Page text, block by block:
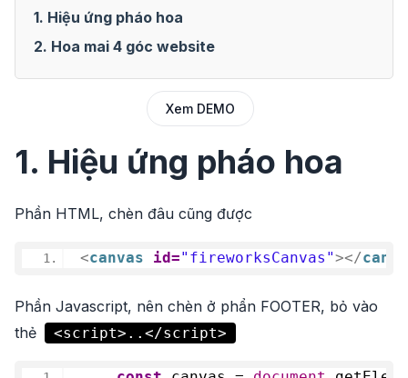
1. Hiệu ứng pháo hoa
2. Hoa mai 4 góc website
Xem DEMO
1. Hiệu ứng pháo hoa
Phần HTML, chèn đâu cũng được
<canvas id="fireworksCanvas"></
Phần Javascript, nên chèn ở phẩn FOOTER, bỏ vào
thẻ
<script>..</script>